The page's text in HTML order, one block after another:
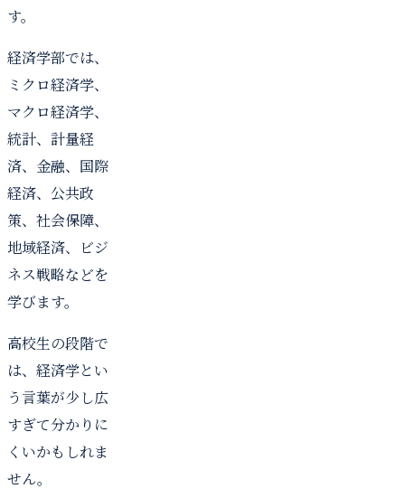
す。
経済学部では、
ミクロ経済学、
マクロ経済学、
統計、計量経
済、金融、国際
経済、公共政
策、社会保障、
地域経済、ビジ
ネス戦略などを
学びます。
高校生の段階で
は、経済学とい
う言葉が少し広
すぎて分かりに
くいかもしれま
せん。